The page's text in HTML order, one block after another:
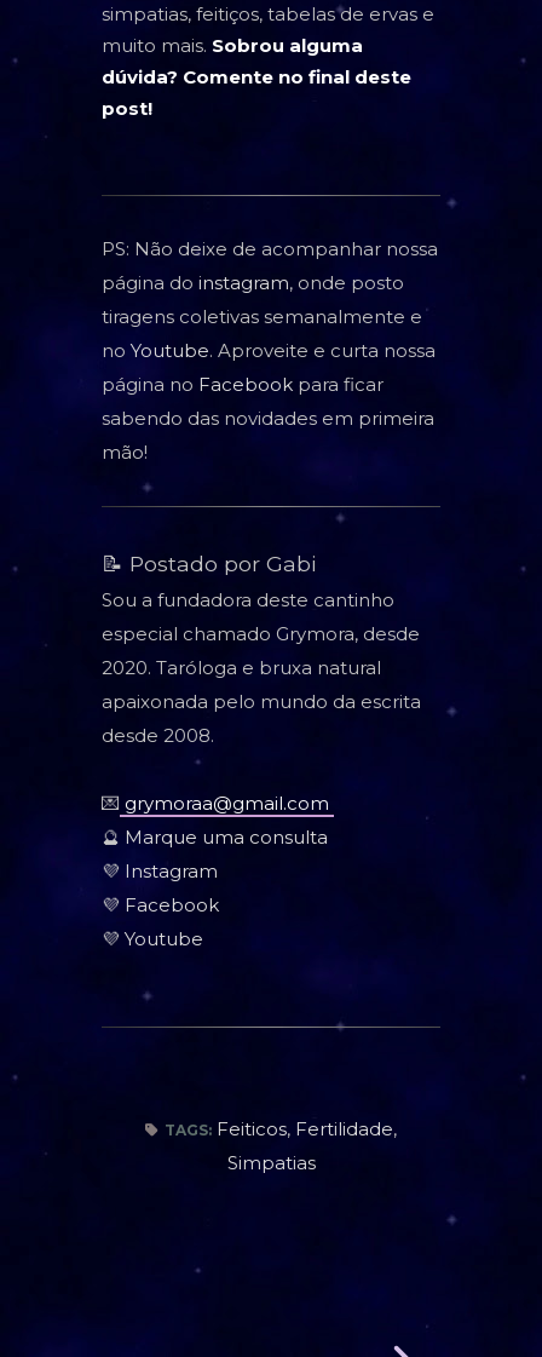
simpatias, feitiços, tabelas de ervas e
muito mais. Sobrou alguma
dúvida? Comente no final deste
post!
PS: Não deixe de acompanhar nossa
página do instagram, onde posto
tiragens coletivas semanalmente e
no Youtube. Aproveite e curta nossa
página no Facebook para ficar
sabendo das novidades em primeira
mão!
📝 Postado por Gabi
Sou a fundadora deste cantinho
especial chamado Grymora, desde
2020. Taróloga e bruxa natural
apaixonada pelo mundo da escrita
desde 2008.
💌 grymoraa@gmail.com
🔮 Marque uma consulta
💜 Instagram
💜 Facebook
💜 Youtube
TAGS: Feiticos, Fertilidade,
Simpatias